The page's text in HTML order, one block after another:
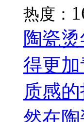
热度：
陶瓷
得更
质感